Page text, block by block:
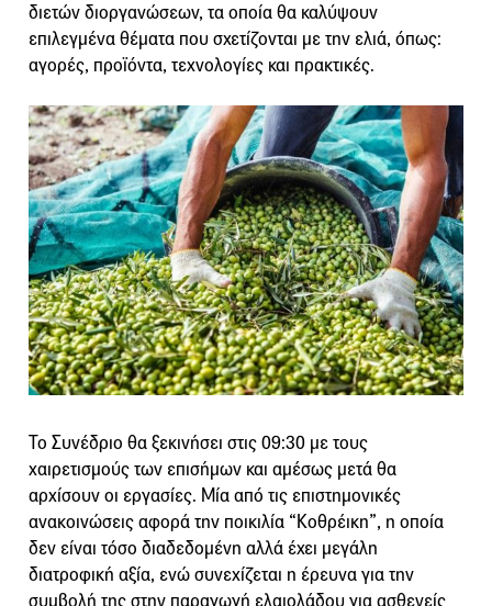
διετών διοργανώσεων, τα οποία θα καλύψουν
επιλεγμένα θέματα που σχετίζονται με την ελιά, όπως:
αγορές, προϊόντα, τεχνολογίες και πρακτικές.
Το Συνέδριο θα ξεκινήσει στις 09:30 με τους
χαιρετισμούς των επισήμων και αμέσως μετά θα
αρχίσουν οι εργασίες. Μία από τις επιστημονικές
ανακοινώσεις αφορά την ποικιλία “Κοθρέικη”, η οποία
δεν είναι τόσο διαδεδομένη αλλά έχει μεγάλη
διατροφική αξία, ενώ συνεχίζεται η έρευνα για την
συμβολή της στην παραγωγή ελαιολάδου για ασθενείς